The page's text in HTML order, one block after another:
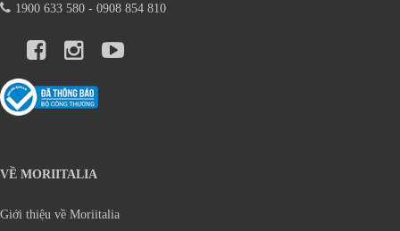
1900 633 580 - 0908 854 810
VỀ MORIITALIA
Giới thiệu về Moriitalia